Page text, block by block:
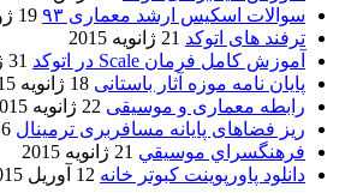
سوالات اسکیس ارشد معماری ۹۳
19 ژوئن 2015
ترفند های اتوکد 21 ژانویه 2015
آموزش کامل فرمان Scale در اتوکد
31 ژانویه 2016
پایان نامه موزه آثار باستانی 18 ژانویه 2015
رابطه معماری و موسیقی 22 ژانویه 2015
ریز فضاهای پایانه مسافربری ترمینال 6 آوریل 2015
فرهنگسراي موسيقي 21 ژانویه 2015
دانلود پاورپوینت کبوتر خانه 12 آوریل 2015